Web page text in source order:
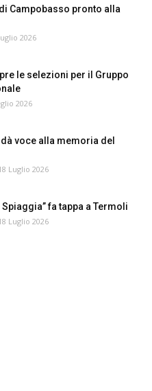
Campobasso pronto alla
2026
le selezioni per il Gruppo
2026
voce alla memoria del
Luglio 2026
fa tappa a Termoli
Luglio 2026